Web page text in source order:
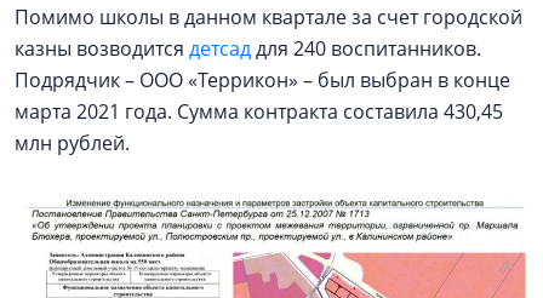
Помимо школы в данном квартале за счет городской
казны возводится детсаддля 240 воспитанников.
Подрядчик – ООО «Террикон» – был выбран в конце
марта 2021 года. Сумма контракта составила 430,45
млн рублей.